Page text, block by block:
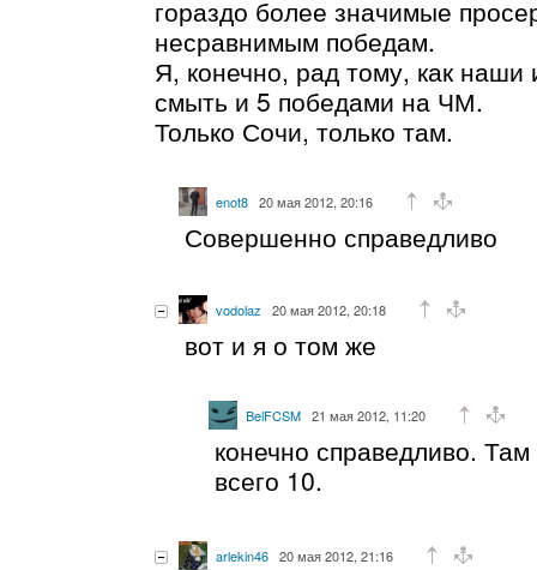
гораздо более значимые
несравнимым победам.
Я, конечно, рад тому, как наши
смыть и 5 победами на ЧМ.
Только Сочи, только там.
enot8 20 мая 2012, 20:16
Совершенно справедливо
vodolaz 20 мая 2012, 20:18
вот и я о том же
BelFCSM 21 мая 2012, 11:20
конечно справедливо.
всего 10.
arlekin46 20 мая 2012, 21:16